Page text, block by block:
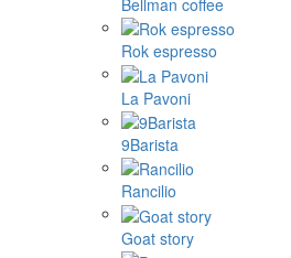
Rok espresso
La Pavoni
9Barista
Rancilio
Goat story